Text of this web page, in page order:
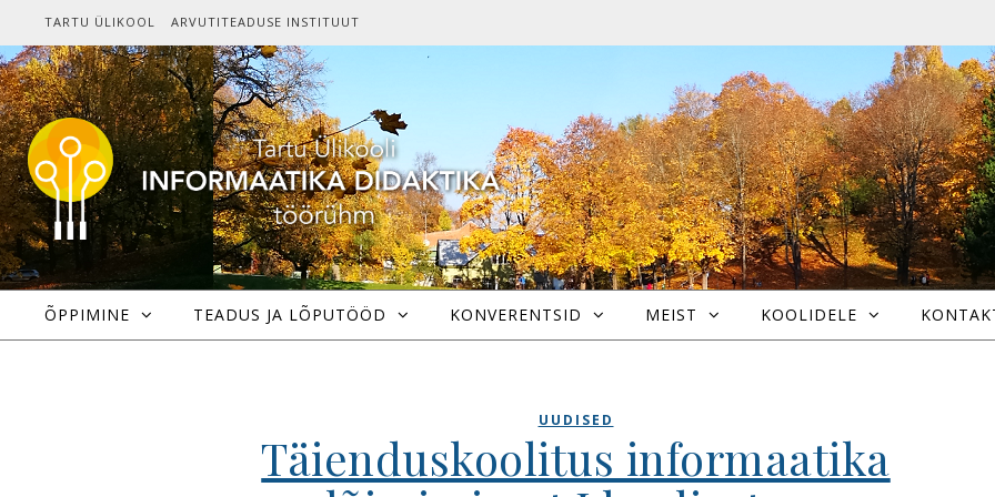
Skip to content
TARTU ÜLIKOOL ARVUTITEADUSE INSTITUUT
ÕPPIMINE TEADUS JA LÕPUTÖÖD KONVERENTSID MEIST KOOLIDELE
UUDISED
Täienduskoolitus informaatika